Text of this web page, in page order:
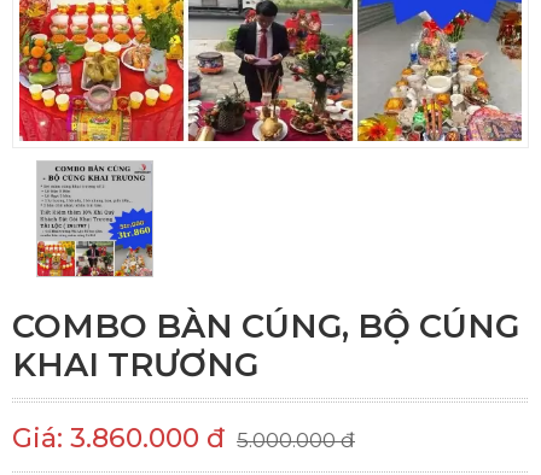
COMBO BÀN CÚNG, BỘ CÚNG
KHAI TRƯƠNG
Giá: 3.860.000 đ 5.000.000 đ